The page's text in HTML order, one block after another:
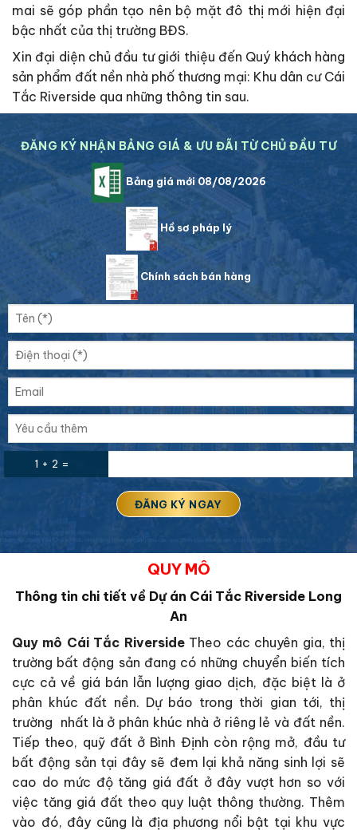
mai sẽ góp phần tạo nên bộ mặt đô thị mới hiện đại
bậc nhất của thị trường BĐS.
Xin đại diện chủ đầu tư giới thiệu đến Quý khách hàng
sản phẩm đất nền nhà phố thương mại: Khu dân cư Cái
Tắc Riverside qua những thông tin sau.
ĐĂNG KÝ NHẬN BẢNG GIÁ & ƯU ĐÃI TỪ CHỦ ĐẦU TƯ
Bảng giá mới 08/08/2026
Hồ sơ pháp lý
Chính sách bán hàng
1 + 2 =
QUY MÔ
Thông tin chi tiết về Dự án Cái Tắc Riverside Long
An
Quy mô Cái Tắc RiversideTheo các chuyên gia, thị
trường bất động sản đang có những chuyển biến tích
cực cả về giá bán lẫn lượng giao dịch, đặc biệt là ở
phân khúc đất nền. Dự báo trong thời gian tới, thị
trường nhất là ở phân khúc nhà ở riêng lẻ và đất nền.
Tiếp theo, quỹ đất ở Bình Định còn rộng mở, đầu tư
bất động sản tại đây sẽ đem lại khả năng sinh lợi sẽ
cao do mức độ tăng giá đất ở đây vượt hơn so với
việc tăng giá đất theo quy luật thông thường. Thêm
vào đó, đây cũng là địa phương nổi bật tại khu vực